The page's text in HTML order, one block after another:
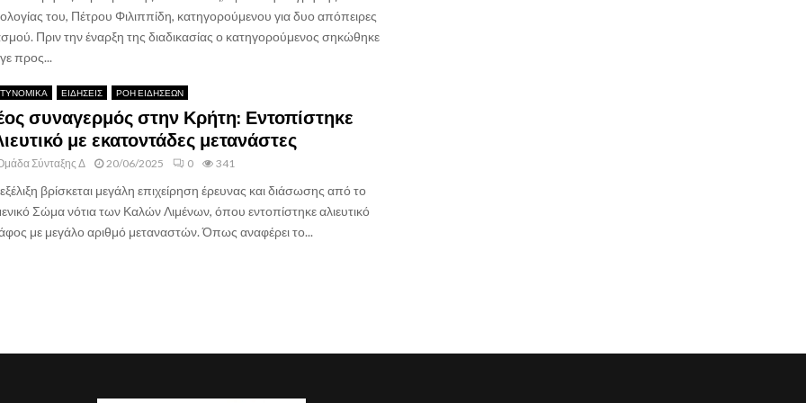
του, Πέτρου Φιλιππίδη, κατηγορούμενου για δυο απόπειρες
Πριν την έναρξη της διαδικασίας ο κατηγορούμενος σηκώθηκε
προς...
ΕΙΔΗΣΕΙΣ ΡΟΗ ΕΙΔΗΣΕΩΝ
συναγερμός στην Κρήτη: Εντοπίστηκε
με εκατοντάδες μετανάστες
Σύνταξης Δ 20/06/2025 0 341
βρίσκεται μεγάλη επιχείρηση έρευνας και διάσωσης από το
Σώμα νότια των Καλών Λιμένων, όπου εντοπίστηκε αλιευτικό
με μεγάλο αριθμό μεταναστών. Όπως αναφέρει το...